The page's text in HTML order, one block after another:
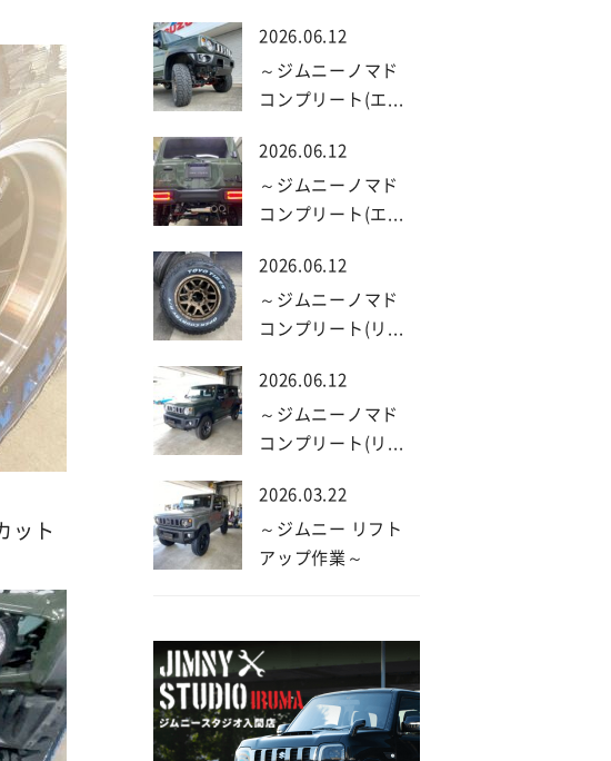
ット
2026.06.12
～ジムニーノマド
コンプリート(エ...
2026.06.12
～ジムニーノマド
コンプリート(エ...
2026.06.12
～ジムニーノマド
コンプリート(リ...
2026.06.12
～ジムニーノマド
コンプリート(リ...
2026.03.22
～ジムニー リフト
アップ作業～